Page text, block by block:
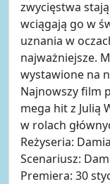
zwycięstwa
wciągają go w
uznania w
najważniejsze.
wystawione na
Najnowszy film
mega hit z Julią
w rolach
Reżyseria:
Scenariusz:
Premiera: 30